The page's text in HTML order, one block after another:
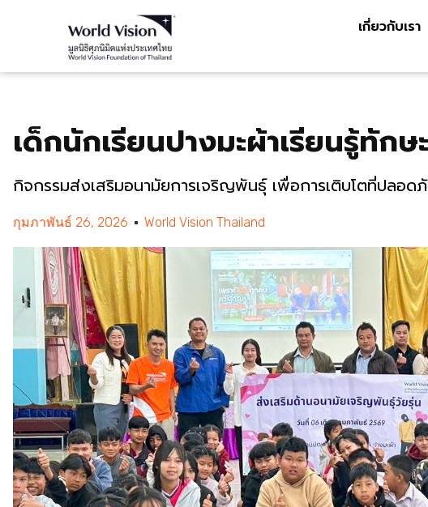
เกี่ยวกับเรา
เด็กนักเรียนปางมะผ้าเรียนรู้ทัก
กิจกรรมส่งเสริมอนามัยการเจริญพันธุ์ เพื่อการเติบโตที่ปลอด
กุมภาพันธ์ 26, 2026 World Vision Thailand